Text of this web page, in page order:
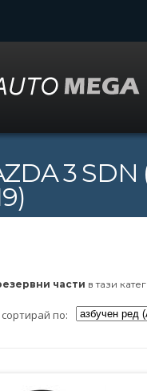
3 SDN
части в тази
сортирай по: